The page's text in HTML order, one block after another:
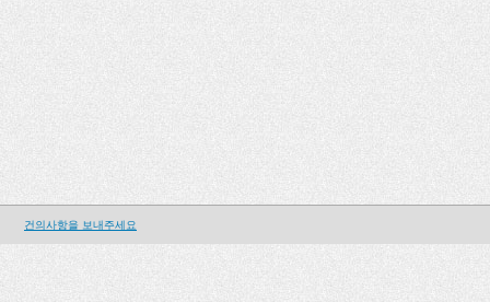
건의사항을 보내주세요